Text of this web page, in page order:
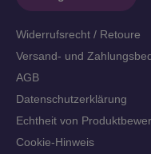
Widerrufsrecht / Retoure
Versand- und
AGB
Datenschutzerklärung
Echtheit von
Cookie-Hinweis